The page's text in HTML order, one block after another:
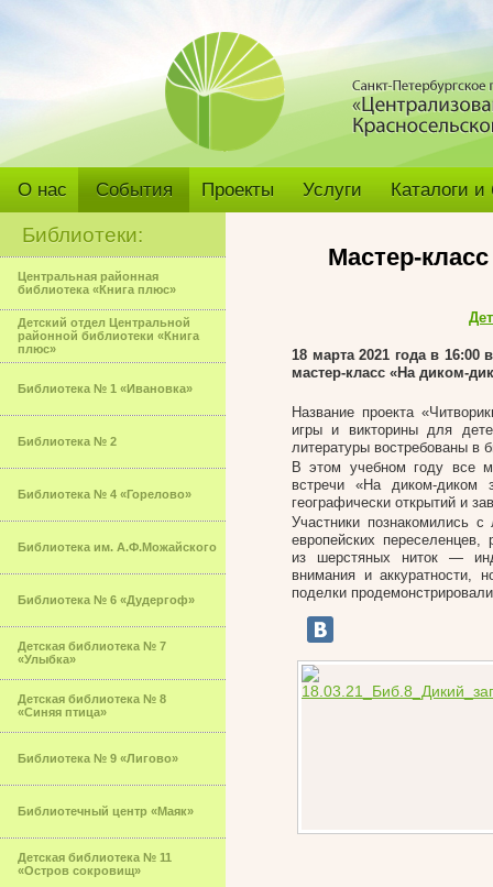
О нас События Проекты Услуги Каталоги
Библиотеки:
Центральная районная
библиотека «Книга плюс»
Детский отдел Центральной
районной библиотеки «Книга
плюс»
Библиотека № 1 «Ивановка»
Библиотека № 2
Библиотека № 4 «Горелово»
Библиотека им. А.Ф.Можайского
Библиотека № 6 «Дудергоф»
Детская библиотека № 7
«Улыбка»
Детская библиотека № 8
«Синяя птица»
Библиотека № 9 «Лигово»
Библиотечный центр «Маяк»
Детская библиотека № 11
«Остров сокровищ»
Мастер-
18 марта 2021 года в 16:00
мастер-класс «На диком-
Название проекта
игры и викторины для
литературы востребованы в
В этом учебном году все
встречи «На диком-
географически открытий и
Участники познакомились
европейских
из шерстяных ниток —
внимания и аккуратности,
поделки